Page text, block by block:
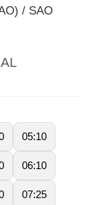
/ SAO
05:10
06:10
07:25